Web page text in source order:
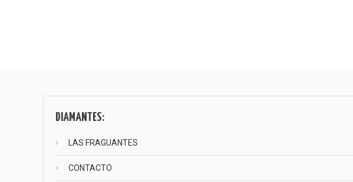
entradas
DIAMANTES:
LAS FRAGUANTES
CONTACTO